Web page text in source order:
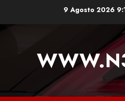
9 Agosto 2026